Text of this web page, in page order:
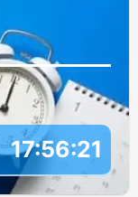
17:56:22